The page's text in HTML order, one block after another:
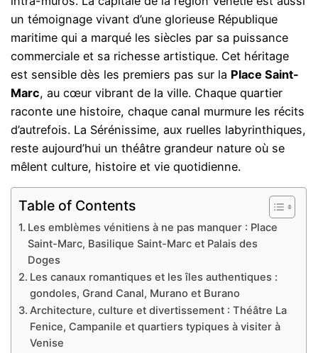
un témoignage vivant d’une glorieuse République
maritime qui a marqué les siècles par sa puissance
commerciale et sa richesse artistique. Cet héritage
est sensible dès les premiers pas sur la Place Saint-
Marc, au cœur vibrant de la ville. Chaque quartier
raconte une histoire, chaque canal murmure les récits
d’autrefois. La Sérénissime, aux ruelles labyrinthiques,
reste aujourd’hui un théâtre grandeur nature où se
mêlent culture, histoire et vie quotidienne.
Table of Contents
Les emblèmes vénitiens à ne pas manquer : Place
Saint-Marc, Basilique Saint-Marc et Palais des
Doges
Les canaux romantiques et les îles authentiques :
gondoles, Grand Canal, Murano et Burano
Architecture, culture et divertissement : Théâtre La
Fenice, Campanile et quartiers typiques à visiter à
Venise